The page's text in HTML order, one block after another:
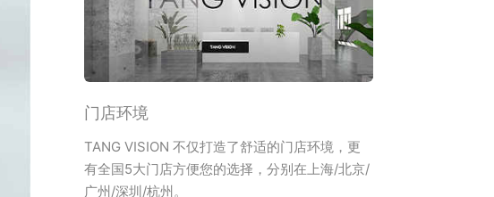
门店环境
TANG VISION 不仅打造了舒适的门店环境，更
有全国5大门店方便您的选择，分别在上海/北京/
广州/深圳/杭州。